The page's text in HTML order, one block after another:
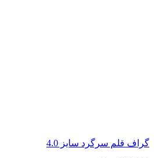
گراف قلم سرگرد سایز 4.0